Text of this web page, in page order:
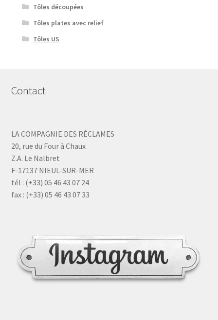
Tôles découpées
Tôles plates avec relief
Tôles US
Contact
LA COMPAGNIE DES RÉCLAMES
20, rue du Four à Chaux
Z.A. Le Nalbret
F-17137 NIEUL-SUR-MER
tél : (+33) 05 46 43 07 24
fax : (+33) 05 46 43 07 33